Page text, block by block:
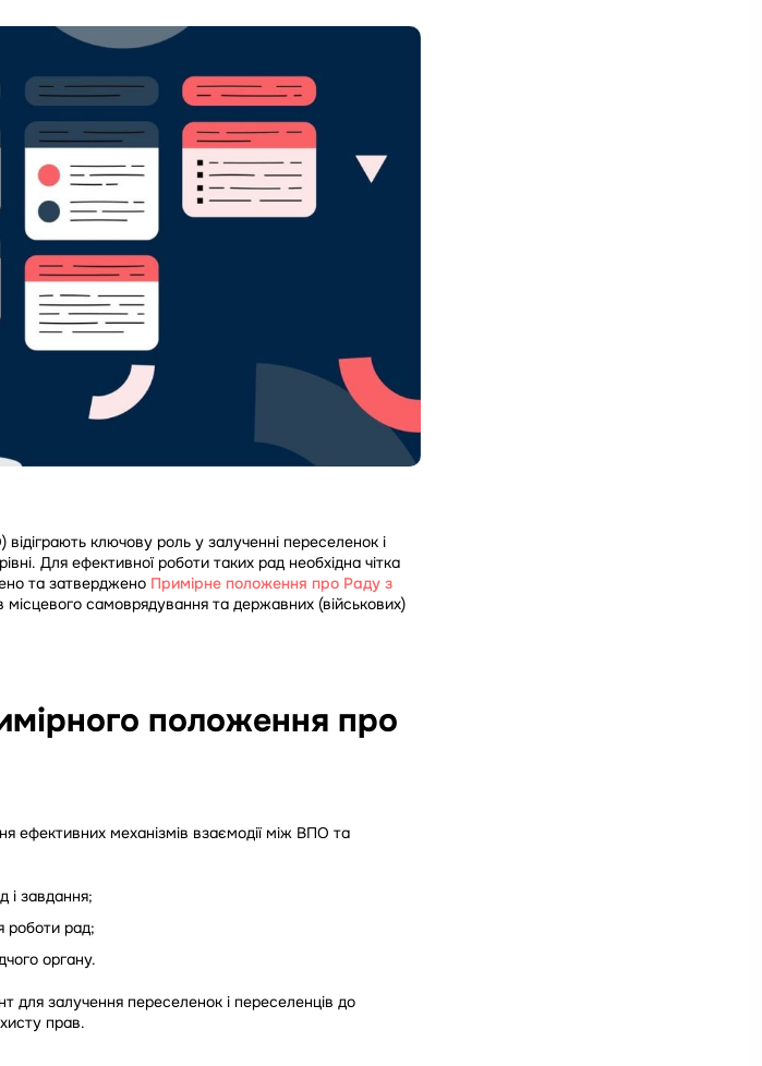
ключову роль у залученні переселенок і
Для ефективної роботи таких рад необхідна чітка
та затверджено Примірне положення про Раду з
місцевого самоврядування та державних (військових)
положення про
механізмів взаємодії між ВПО та
і завдання;
роботи рад;
органу.
для залучення переселенок і переселенців до
прав.